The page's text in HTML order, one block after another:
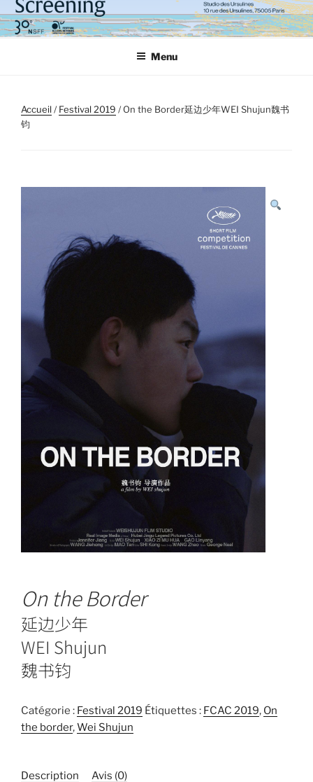
Aller
au
contenu
Menu
Accueil/Festival 2019 / On the Border延边少年WEI Shujun魏书
钧
On the Border
延边少年
WEI Shujun
魏书钧
Catégorie : Festival 2019 Étiquettes : FCAC 2019, On
the border,Wei Shujun
Description Avis (0)